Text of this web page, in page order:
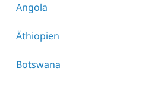
Angola
Äthiopien
Botswana